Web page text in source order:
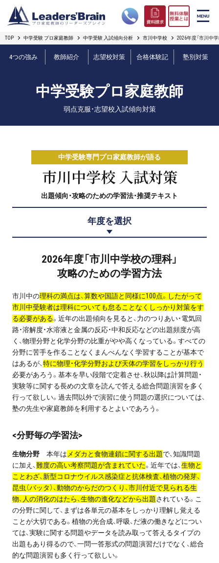
リーダーズブレインの強み
プロ教師紹介
無料体験授業とは
短期フリープラン
プロ家庭教師の英検®対策
費用について
お申込みの流れ
よくある質問
採用情報
インフォメーション
会社概要
採用情報
プライバシーポリシー
免責事項・著作権等
TOP 中学受験 プロ家庭教師 中学受験 入試傾向分析 市川中学校 2026年度「市川中
4つの強み 教師紹介 志望校対策 合格体験記 塾別対策
中学受験プロ家庭教師
弱点克服・志望校入試傾向対策
中学受験専門プロ家庭教師が語る
市川中学校 入試対策
出題傾向・攻略のための学習法・推奨テキスト
年度を選択
2026年度「市川中学校の理科」
攻略のための学習方法
市川中の理科の満点は、算数や国語と同様に100点。したがって
市川中受験者は理科についても怠ることなくしっかり対策をす
る必要がある。近年の出題傾向を見ると、力のつりあい・電気回
路・溶解度・水溶液と金属の反応・中和反応などの出題頻度が高
く、物理分野と化学分野の比重がやや高くなっている。すべての
分野に苦手を作ることなくまんべんなく学習することが基本で
はあるが、特に物理・化学分野および天体の学習をしっかり行う
必要があろう。基本を早い段階で定着させ、秋以降は計算問題・
実験等に関する長めの文章を読んで答える総合問題演習を多く
行って欲しい。過去問以外で演習に使う問題の選択については、
塾の先生や家庭教師を利用するとよいであろう。
<分野毎の学習法>
生物分野 本年は メダカと食物連鎖に関する出題で、知識問題
に加え、難度の高い考察問題が含まれていた。近年では、生物と
ことわざ、新型コロナウイルス感染症と抗体検査、植物の発芽、
昆虫（バッタ）、動物のからだのつくり、市川付近で見られる生
物、人の消化のはたら、生物の進化などから出題されている。こ
の分野に関して、まずは各単元の基本をしっかり理解し覚える
ことが大切である。植物の光合成、呼吸、だ液の働きなどについ
ては、実験に関する問題やデータを読み取って答えるタイプの
出題もあり得るので、一問一答形式の問題演習だけでなく、総合
的な問題演習も多く行って欲しい。